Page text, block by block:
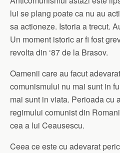
lui se plang poate ca nu au
sa actioneze. Istoria a trecut.
Un moment istoric ar fi fost
revolta din ‘87 de la Brasov.
Oamenii care au facut
comunismului nu mai sunt in
mai sunt in viata. Perioada cu
regimului comunist din
cea a lui Ceausescu.
Ceea ce este cu adevarat